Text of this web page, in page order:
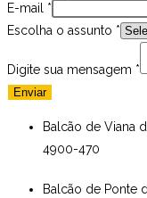
E-mail *
Escolha o assunto *
Digite sua mensagem *
Enviar
Balcão de Viana
4900-470
Balcão de Ponte